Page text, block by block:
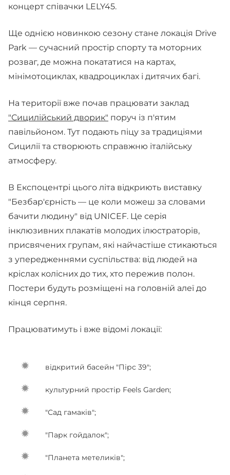
концерт співачки LELY45.
Ще однією новинкою сезону стане локація Drive
Park — сучасний простір спорту та моторних
розваг, де можна покататися на картах,
мінімотоциклах, квадроциклах і дитячих багі.
На території вже почав працювати заклад
"Сицилійський дворик" поруч із п'ятим
павільйоном. Тут подають піцу за традиціями
Сицилії та створюють справжню італійську
атмосферу.
В Експоцентрі цього літа відкриють виставку
"Безбар'єрність — це коли можеш за словами
бачити людину" від UNICEF. Це серія
інклюзивних плакатів молодих ілюстраторів,
присвячених групам, які найчастіше стикаються
з упередженнями суспільства: від людей на
кріслах колісних до тих, хто пережив полон.
Постери будуть розміщені на головній алеї до
кінця серпня.
Працюватимуть і вже відомі локації:
відкритий басейн "Пірс 39";
культурний простір Feels Garden;
"Сад гамаків";
"Парк гойдалок";
"Планета метеликів";